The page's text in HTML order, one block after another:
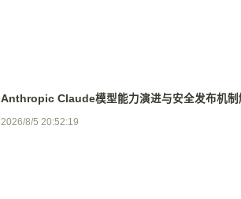
Anthropic Claude模型能力演进与安全发布机制
2026/8/5 20:52:19